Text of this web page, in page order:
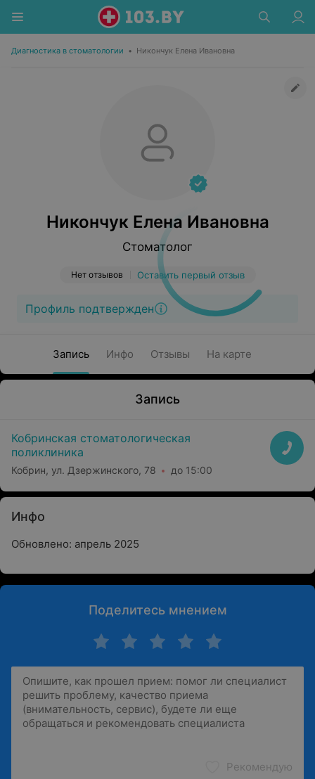
Диагностика в стоматологии • Никончук Елена Ивановна
Никончук Елена Ивановна
Стоматолог
Нет отзывов Оставить первый отзыв
Профиль подтвержден
Запись Инфо Отзывы На карте
Запись
Кобринская стоматологическая
поликлиника
Кобрин, ул. Дзержинского, 78 до 15:00
Инфо
Обновлено: апрель 2025
Поделитесь мнением
Рекомендую